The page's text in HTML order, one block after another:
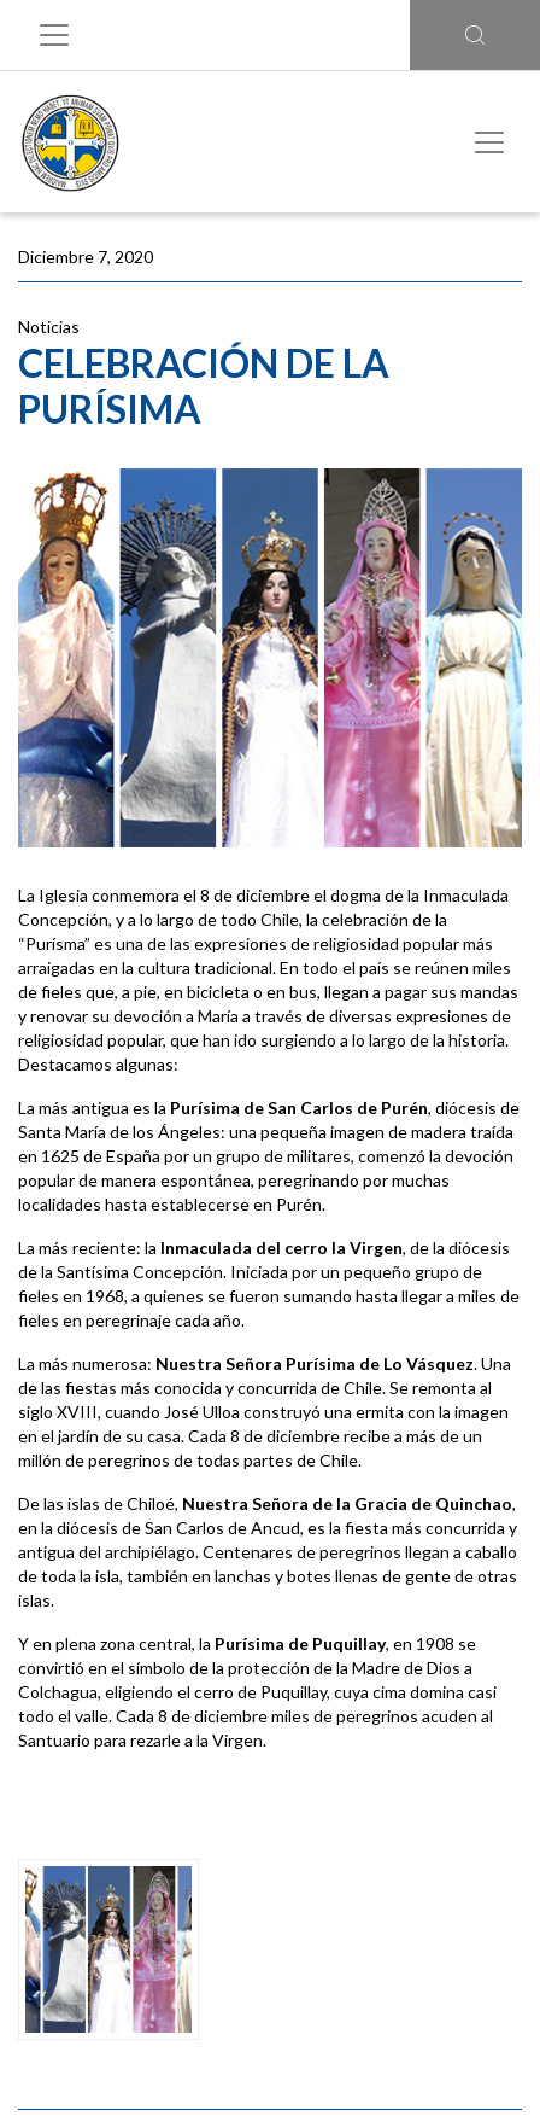
Diciembre 7, 2020
Noticias
CELEBRACIÓN DE LA
PURÍSIMA
La Iglesia conmemora el 8 de diciembre el dogma de la Inmaculada
Concepción, y a lo largo de todo Chile, la celebración de la
“Purísma” es una de las expresiones de religiosidad popular más
arraigadas en la cultura tradicional. En todo el país se reúnen miles
de fieles que, a pie, en bicicleta o en bus, llegan a pagar sus mandas
y renovar su devoción a María a través de diversas expresiones de
religiosidad popular, que han ido surgiendo a lo largo de la historia.
Destacamos algunas:
La más antigua es la Purísima de San Carlos de Purén, diócesis de
Santa María de los Ángeles: una pequeña imagen de madera traída
en 1625 de España por un grupo de militares, comenzó la devoción
popular de manera espontánea, peregrinando por muchas
localidades hasta establecerse en Purén.
La más reciente: la Inmaculada del cerro la Virgen, de la diócesis
de la Santísima Concepción. Iniciada por un pequeño grupo de
fieles en 1968, a quienes se fueron sumando hasta llegar a miles de
fieles en peregrinaje cada año.
La más numerosa: Nuestra Señora Purísima de Lo Vásquez. Una
de las fiestas más conocida y concurrida de Chile. Se remonta al
siglo XVIII, cuando José Ulloa construyó una ermita con la imagen
en el jardín de su casa. Cada 8 de diciembre recibe a más de un
millón de peregrinos de todas partes de Chile.
De las islas de Chiloé, Nuestra Señora de la Gracia de Quinchao,
en la diócesis de San Carlos de Ancud, es la fiesta más concurrida y
antigua del archipiélago. Centenares de peregrinos llegan a caballo
de toda la isla, también en lanchas y botes llenas de gente de otras
islas.
Y en plena zona central, la Purísima de Puquillay, en 1908 se
convirtió en el símbolo de la protección de la Madre de Dios a
Colchagua, eligiendo el cerro de Puquillay, cuya cima domina casi
todo el valle. Cada 8 de diciembre miles de peregrinos acuden al
Santuario para rezarle a la Virgen.